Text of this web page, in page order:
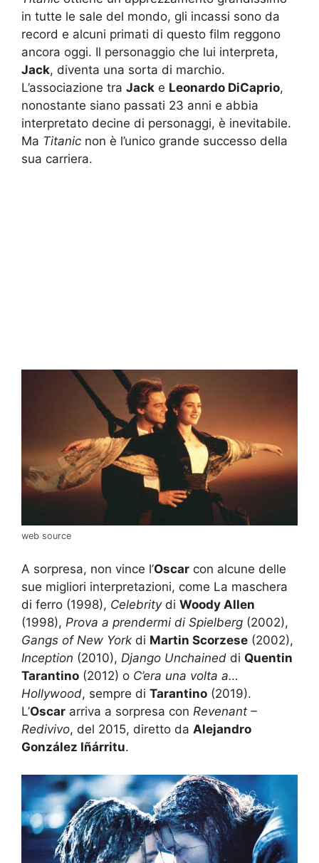
in tutte le sale del mondo, gli incassi sono da
record e alcuni primati di questo film reggono
ancora oggi. Il personaggio che lui interpreta,
Jack, diventa una sorta di marchio.
L’associazione tra Jack e Leonardo DiCaprio,
nonostante siano passati 23 anni e abbia
interpretato decine di personaggi, è inevitabile.
Ma Titanic non è l’unico grande successo della
sua carriera.
web source
A sorpresa, non vince l’Oscar con alcune delle
sue migliori interpretazioni, come La maschera
di ferro (1998), Celebritydi Woody Allen
(1998), Prova a prendermi di Spielberg (2002),
Gangs of New York di Martin Scorzese (2002),
Inception (2010), Django Unchained di Quentin
Tarantino (2012) o C’era una volta a…
Hollywood, sempre di Tarantino (2019).
L’Oscar arriva a sorpresa con Revenant –
Redivivo, del 2015, diretto da Alejandro
González Iñárritu.